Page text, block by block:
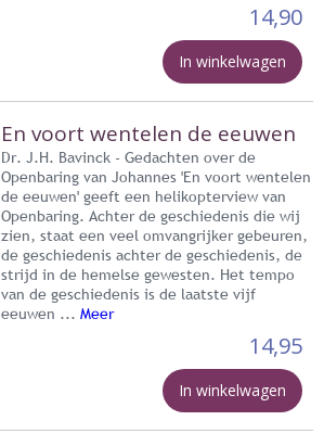
14,90
In winkelwagen
En voort wentelen de eeuwen
Dr. J.H. Bavinck - Gedachten over de
Openbaring van Johannes 'En voort wentelen
de eeuwen' geeft een helikopterview van
Openbaring. Achter de geschiedenis die wij
zien, staat een veel omvangrijker gebeuren,
de geschiedenis achter de geschiedenis, de
strijd in de hemelse gewesten. Het tempo
van de geschiedenis is de laatste vijf
eeuwen ... Meer
14,95
In winkelwagen